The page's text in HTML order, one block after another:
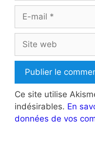
mail
web
Ce site utilise
indésirables. En
données de vos